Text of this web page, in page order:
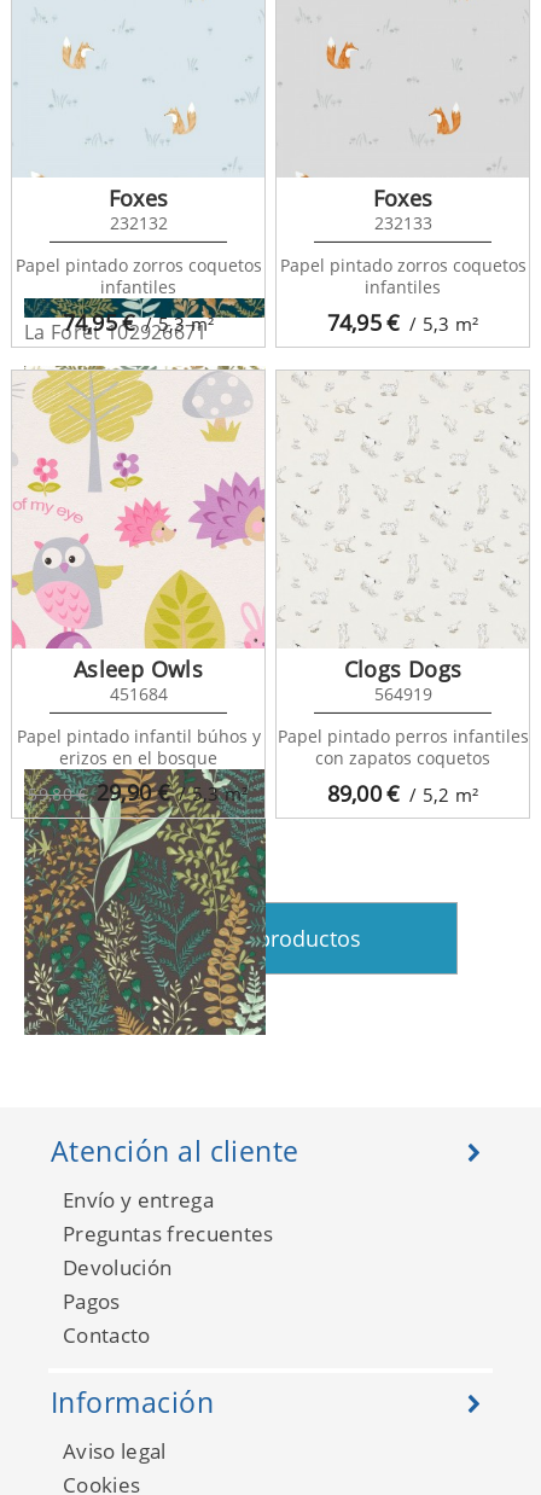
La Foret 102926671
La Foret 102927019
La Foret 102936033
74,95€ / 5,3m²
Foxes
232132
Papel pintado zorros coquetos
infantiles
74,95€ / 5,3 m²
Foxes
232133
Papel pintado zorros coquetos
infantiles
59,80 € 29,90€ / 5,3m²
Asleep Owls
451684
Papel pintado infantil búhos y
erizos en el bosque
89,00€ / 5,2 m²
Clogs Dogs
564919
Papel pintado perros infantiles
con zapatos coquetos
Ver más productos
Atención al cliente
Envío y entrega
Preguntas frecuentes
Devolución
Pagos
Contacto
Información
Aviso legal
Cookies